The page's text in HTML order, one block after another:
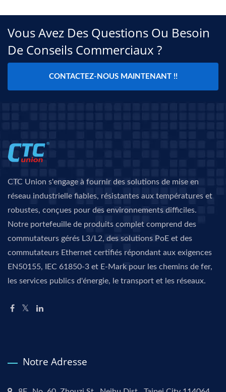
Vous Avez Des Questions Ou Besoin
De Conseils Commerciaux ?
CONTACTEZ-NOUS MAINTENANT !!
CTC Union s'engage à fournir des solutions de mise en
réseau industrielle fiables, résistantes aux températures et
robustes, conçues pour des environnements difficiles.
Notre portefeuille de produits complet comprend des
commutateurs gérés L3/L2, des solutions PoE et des
commutateurs Ethernet certifiés répondant aux exigences
EN50155, IEC 61850-3 et E-Mark pour les chemins de fer,
les services publics d'énergie, le transport et les réseaux.
Notre Adresse